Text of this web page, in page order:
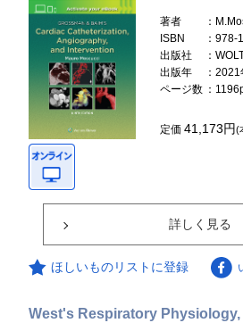
著者
：
ISBN
：
出版社
：
出版年
：2021
ページ数 ：
定価41,173円(
詳しく見る
ほしいものリストに登録
West's Respiratory Physiology,